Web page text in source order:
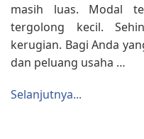
masih luas. Modal
tergolong kecil.
kerugian. Bagi Anda
dan peluang usaha …
Selanjutnya...